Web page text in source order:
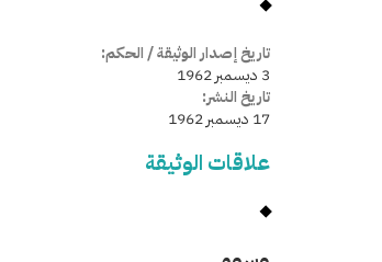
تاريخ إصدار الوثيقة / الحكم:
3 ديسمبر 1962
تاريخ النشر:
17 ديسمبر 1962
علاقات الوثيقة